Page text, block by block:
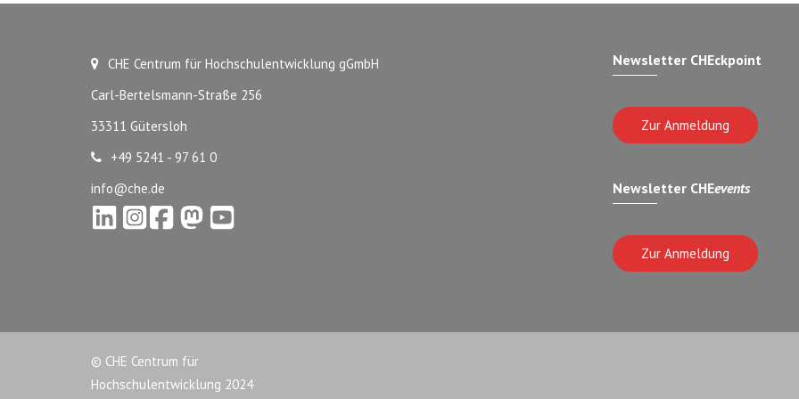
CHE Centrum für Hochschulentwicklung gGmbH
Carl-Bertelsmann-Straße 256
33311 Gütersloh
+49 5241 - 97 61 0
info@che.de
Newsletter CHEckpoint
Zur Anmeldung
Newsletter CHEevents
Zur Anmeldung
© CHE Centrum für
Hochschulentwicklung 2024